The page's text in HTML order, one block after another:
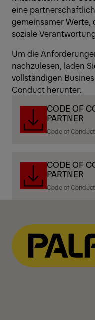
eine
gemeinsamer Werte,
soziale
Um die
nachzulesen, laden
vollständigen
Conduct herunter:
CODE OF
PARTNER
Code of
CODE OF
PARTNER
Code of Conduct